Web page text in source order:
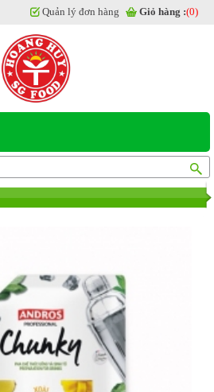
Quản lý đơn hàng Giỏ hàng :(0)